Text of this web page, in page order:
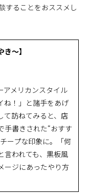
することをおススメし
～】
アメリカンスタイル
ね！」と諸手をあげ
訪ねてみると、店
手書きされた“おすす
ープな印象に。「何
言われても、黒板風
ージにあったやり方